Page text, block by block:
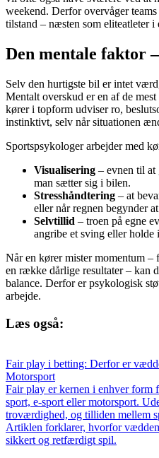
weekend. Derfor overvåger
tilstand – næsten som eliteatleter i
Den mentale faktor
Selv den hurtigste bil er intet
Mentalt overskud er en af de
kører i topform udviser ro,
instinktivt, selv når situationen
Sportspsykologer arbejder med
Visualisering – evnen til at
man sætter sig i bilen.
Stresshåndtering – at
eller når regnen begynder
Selvtillid – troen på egne
angribe et sving eller holde
Når en kører mister momentum
en række dårlige resultater – kan
balance. Derfor er psykologisk
arbejde.
Læs også:
Fair play i betting: Derfor er
Motorsport
Fair play er kernen i enhver form
sport, e-sport eller motorsport.
troværdighed, og tilliden mellem
Artiklen forklarer, hvorfor
sikkert og retfærdigt spil.